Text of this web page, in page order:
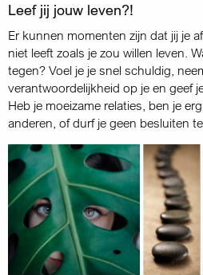
Leef jij jouw leven?!
Er kunnen momenten zijn dat jij je
niet leeft zoals je zou willen leven.
tegen? Voel je je snel schuldig,
verantwoordelijkheid op je en geef
Heb je moeizame relaties, ben je
anderen, of durf je geen besluiten